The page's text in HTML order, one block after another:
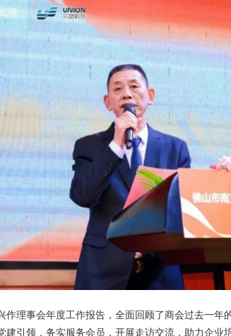
作理事会年度工作报告，全面回顾了商会过去一年
建引领，务实服务会员，开展走访交流，助力企业